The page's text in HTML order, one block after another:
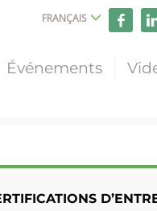
FRANÇAIS
Événements